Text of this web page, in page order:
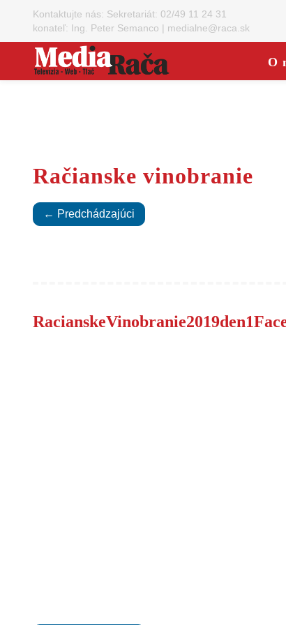
Kontaktujte nás: Sekretariát: 02/49 11 24 31
konateľ: Ing. Peter Semanco | medialne@raca.sk
O
Račianske vinobranie
← Predchádzajúci